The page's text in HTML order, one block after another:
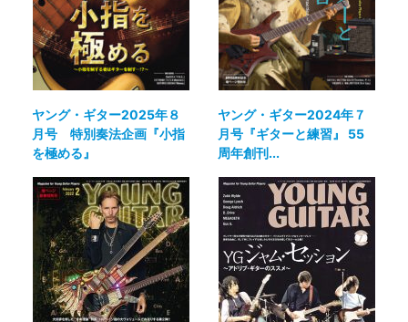
ヤング・ギター2025年８
月号 特別奏法企画『小指
を極める』
ヤング・ギター2024年７
月号『ギターと練習』 55
周年創刊...